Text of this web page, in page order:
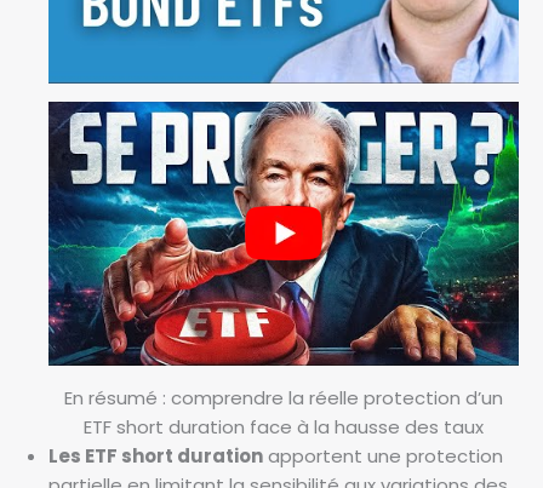
En résumé : comprendre la réelle protection d’un
ETF short duration face à la hausse des taux
Les ETF short durationapportent une protection